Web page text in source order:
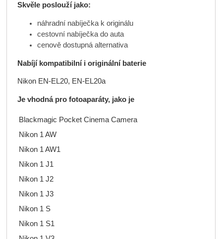
Skvěle poslouží jako:
náhradní nabíječka k originálu
cestovní nabíječka do auta
cenově dostupná alternativa
Nabíjí kompatibilní i originální baterie
Nikon EN-EL20, EN-EL20a
Je vhodná pro fotoaparáty, jako je
Blackmagic Pocket Cinema Camera
Nikon 1 AW
Nikon 1 AW1
Nikon 1 J1
Nikon 1 J2
Nikon 1 J3
Nikon 1 S
Nikon 1 S1